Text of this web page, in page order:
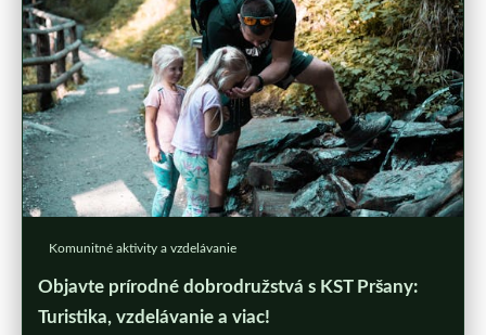
Komunitné aktivity a vzdelávanie
Objavte prírodné dobrodružstvá s KST Pršany:
Turistika, vzdelávanie a viac!